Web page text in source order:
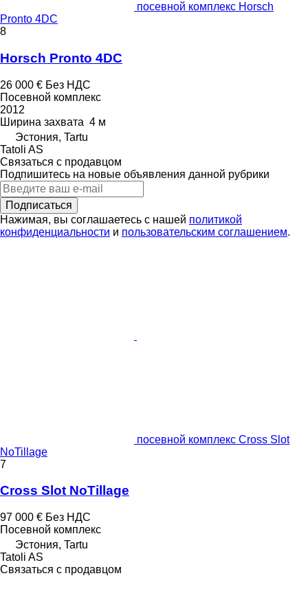
посевной комплекс Horsch
Pronto 4DC
8
Horsch Pronto 4DC
26 000 € Без НДС
Посевной комплекс
2012
Ширина захвата 4 м
Эстония, Tartu
Tatoli AS
Связаться с продавцом
Подпишитесь на новые объявления данной рубрики
Подписаться
Нажимая, вы соглашаетесь с нашей политикой
конфиденциальности и пользовательским соглашением.
посевной комплекс Cross Slot
NoTillage
7
Cross Slot NoTillage
97 000 € Без НДС
Посевной комплекс
Эстония, Tartu
Tatoli AS
Связаться с продавцом